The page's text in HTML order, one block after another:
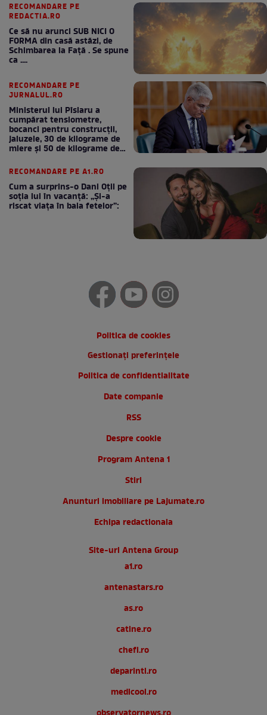
RECOMANDARE PE
REDACTIA.RO
Ce să nu arunci SUB NICI O
FORMA din casă astăzi, de
Schimbarea la Față . Se spune
ca ....
RECOMANDARE PE
JURNALUL.RO
Ministerul lui Pîslaru a
cumpărat tensiometre,
bocanci pentru construcții,
jaluzele, 30 de kilograme de
miere și 50 de kilograme de
RECOMANDARE PE A1.RO
Cum a surprins-o Dani Oțil pe
soția lui în vacanță: „Și-a
riscat viața în baia fetelor”:
Politica de cookies
Gestionați preferințele
Politica de confidentialitate
Date companie
RSS
Despre cookie
Program Antena 1
Stiri
Anunturi imobiliare pe Lajumate.ro
Echipa redactionala
Site-uri Antena Group
a1.ro
antenastars.ro
as.ro
catine.ro
chefi.ro
deparinti.ro
medicool.ro